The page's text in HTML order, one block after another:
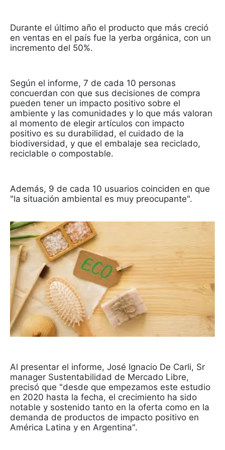
Durante el último año el producto que más creció
en ventas en el país fue la yerba orgánica, con un
incremento del 50%.
Según el informe, 7 de cada 10 personas
concuerdan con que sus decisiones de compra
pueden tener un impacto positivo sobre el
ambiente y las comunidades y lo que más valoran
al momento de elegir artículos con impacto
positivo es su durabilidad, el cuidado de la
biodiversidad, y que el embalaje sea reciclado,
reciclable o compostable.
Además, 9 de cada 10 usuarios coinciden en que
"la situación ambiental es muy preocupante".
Al presentar el informe, José Ignacio De Carli, Sr
manager Sustentabilidad de Mercado Libre,
precisó que "desde que empezamos este estudio
en 2020 hasta la fecha, el crecimiento ha sido
notable y sostenido tanto en la oferta como en la
demanda de productos de impacto positivo en
América Latina y en Argentina".